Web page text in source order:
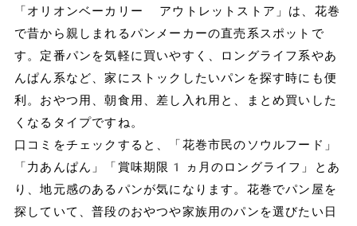
「オリオンベーカリー アウトレットストア」は、花巻
で昔から親しまれるパンメーカーの直売系スポットで
す。定番パンを気軽に買いやすく、ロングライフ系やあ
んぱん系など、家にストックしたいパンを探す時にも便
利。おやつ用、朝食用、差し入れ用と、まとめ買いした
くなるタイプですね。
口コミをチェックすると、「花巻市民のソウルフード」
「力あんぱん」「賞味期限1ヵ月のロングライフ」とあ
り、地元感のあるパンが気になります。花巻でパン屋を
探していて、普段のおやつや家族用のパンを選びたい日